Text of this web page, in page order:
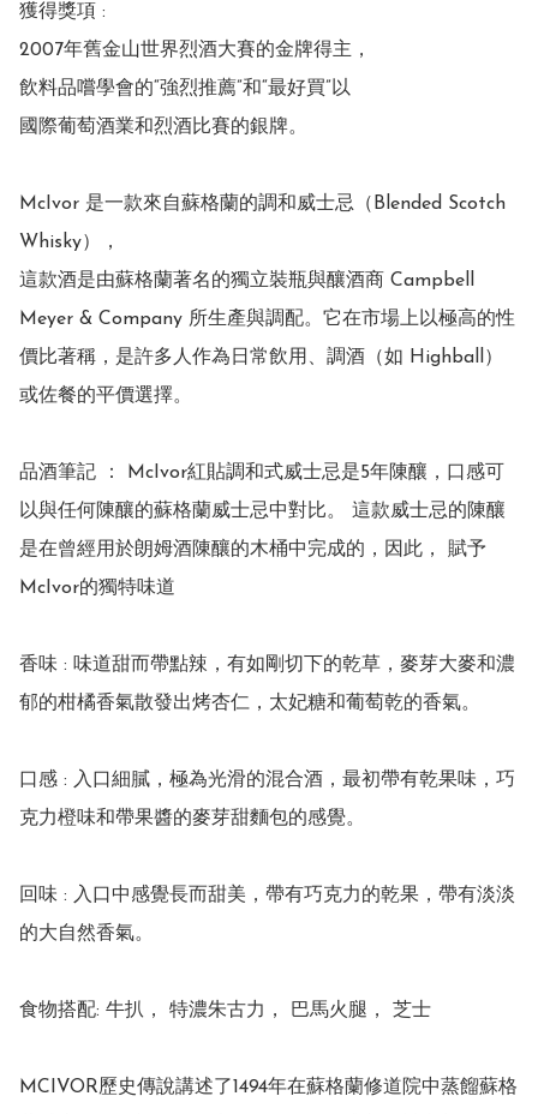
獲得獎項 :
2007年舊金山世界烈酒大賽的金牌得主，
飲料品嚐學會的“強烈推薦”和“最好買”以
國際葡萄酒業和烈酒比賽的銀牌。
McIvor 是一款來自蘇格蘭的調和威士忌（Blended Scotch
Whisky），
這款酒是由蘇格蘭著名的獨立裝瓶與釀酒商 Campbell
Meyer & Company 所生產與調配。它在市場上以極高的性
價比著稱，是許多人作為日常飲用、調酒（如 Highball）
或佐餐的平價選擇。
品酒筆記 ： McIvor紅貼調和式威士忌是5年陳釀，口感可
以與任何陳釀的蘇格蘭威士忌中對比。 這款威士忌的陳釀
是在曾經用於朗姆酒陳釀的木桶中完成的，因此， 賦予
McIvor的獨特味道
香味 : 味道甜而帶點辣，有如剛切下的乾草，麥芽大麥和濃
郁的柑橘香氣散發出烤杏仁，太妃糖和葡萄乾的香氣。
口感 : 入口細膩，極為光滑的混合酒，最初帶有乾果味，巧
克力橙味和帶果醬的麥芽甜麵包的感覺。
回味 : 入口中感覺長而甜美，帶有巧克力的乾果，帶有淡淡
的大自然香氣。
⻝物搭配: ⽜扒， 特濃朱古⼒， 巴⾺⽕腿， 芝⼠
MCIVOR歷史傳說講述了1494年在蘇格蘭修道院中蒸餾蘇格